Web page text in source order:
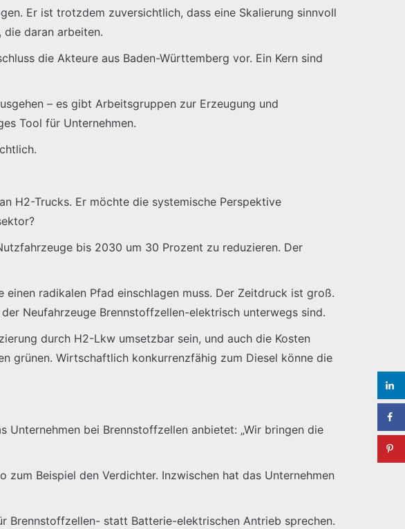
Er ist trotzdem zuversichtlich, dass eine Skalierung sinnvoll
daran arbeiten.
die Akteure aus Baden-Württemberg vor. Ein Kern sind
– es gibt Arbeitsgruppen zur Erzeugung und
Tool für Unternehmen.
H2-Trucks. Er möchte die systemische Perspektive
bis 2030 um 30 Prozent zu reduzieren. Der
radikalen Pfad einschlagen muss. Der Zeitdruck ist groß.
Neufahrzeuge Brennstoffzellen-elektrisch unterwegs sind.
durch H2-Lkw umsetzbar sein, und auch die Kosten
grünen. Wirtschaftlich konkurrenzfähig zum Diesel könne die
bei Brennstoffzellen anbietet: „Wir bringen die
Beispiel den Verdichter. Inzwischen hat das Unternehmen
Brennstoffzellen- statt Batterie-elektrischen Antrieb sprechen.